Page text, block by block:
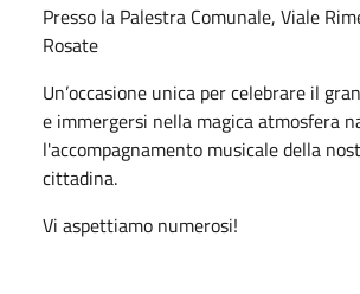
Presso la Palestra Comunale, Viale
Rosate
Un’occasione unica per celebrare il
e immergersi nella magica atmosfera
l'accompagnamento musicale della
cittadina.
Vi aspettiamo numerosi!